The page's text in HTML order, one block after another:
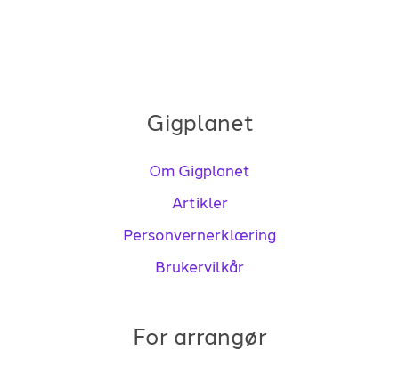
Gigplanet
Om Gigplanet
Artikler
Personvernerklæring
Brukervilkår
For arrangør